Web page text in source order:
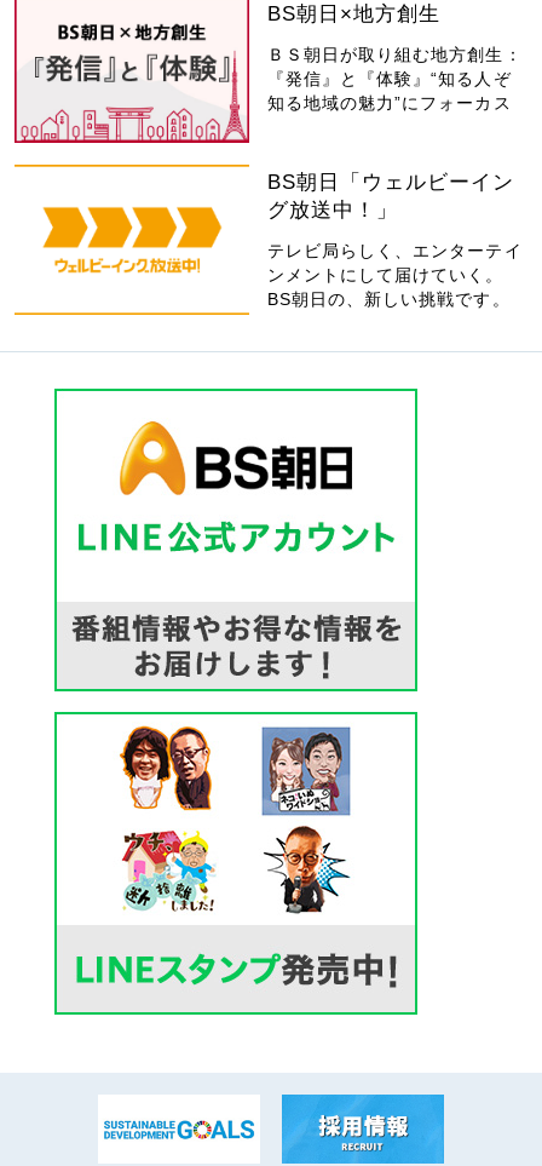
BS朝日×地方創生
ＢＳ朝日が取り組む地方創生：
『発信』と『体験』“知る人ぞ
知る地域の魅力”にフォーカス
BS朝日「ウェルビーイン
グ放送中！」
テレビ局らしく、エンターテイ
ンメントにして届けていく。
BS朝日の、新しい挑戦です。